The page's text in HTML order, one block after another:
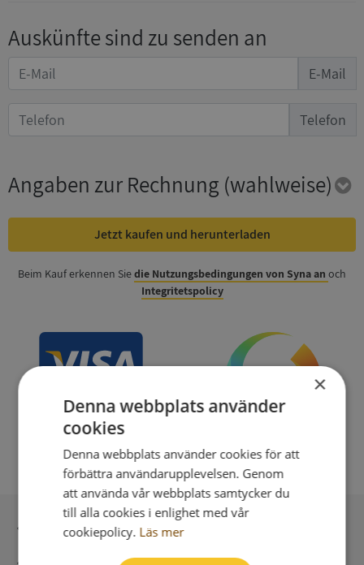
Auskünfte sind zu senden an
E-Mail
Telefon
Angaben zur Rechnung (wahlweise)
Jetzt kaufen und herunterladen
Beim Kauf erkennen Siedie Nutzungsbedingungen von Syna an och
Integritetspolicy
Sichere Bezahlung mit stripe
×
Denna webbplats använder
cookies
Denna webbplats använder cookies för att
förbättra användarupplevelsen. Genom
att använda vår webbplats samtycker du
till alla cookies i enlighet med vår
cookiepolicy. Läs mer